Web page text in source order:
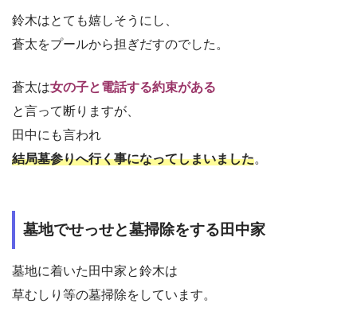
鈴木はとても嬉しそうにし、
蒼太をプールから担ぎだすのでした。
蒼太は女の子と電話する約束がある
と言って断りますが、
田中にも言われ
結局墓参りへ行く事になってしまいました。
墓地でせっせと墓掃除をする田中家
墓地に着いた田中家と鈴木は
草むしり等の墓掃除をしています。